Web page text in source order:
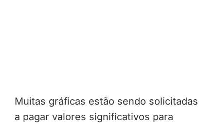
Muitas gráficas estão sendo solicitadas
a pagar valores significativos para